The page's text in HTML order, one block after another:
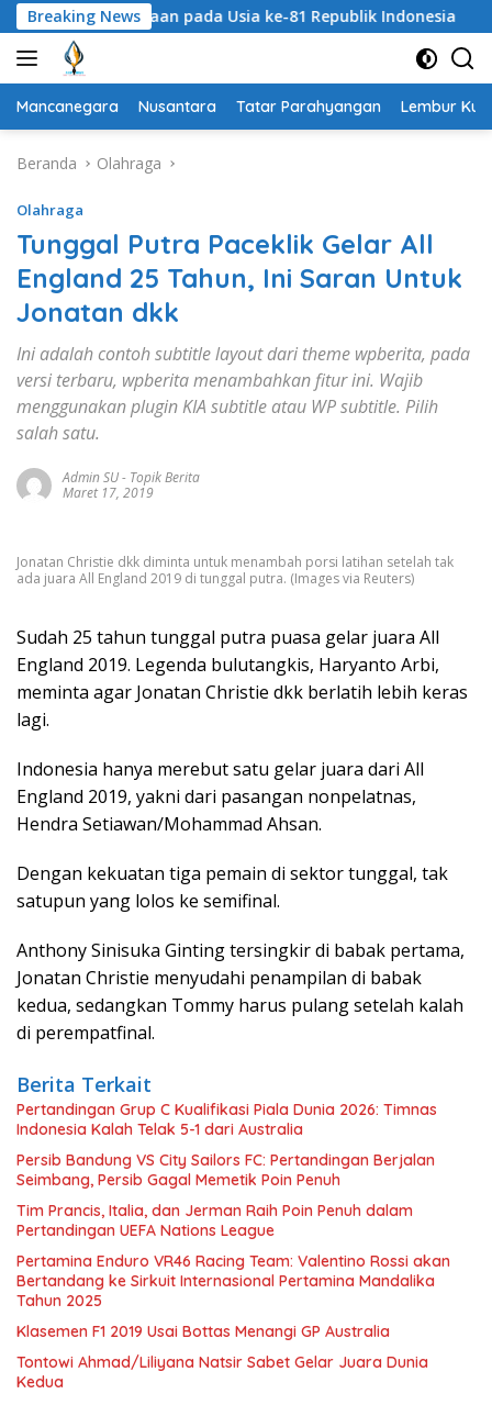
Langsung
ke
konten
Breaking Newspada Usia ke-81 Republik Indonesia
Mancanegara Nusantara Tatar Parahyangan Lembur
Beranda Olahraga
Olahraga
Tunggal Putra Paceklik Gelar All
England 25 Tahun, Ini Saran Untuk
Jonatan dkk
Ini adalah contoh subtitle layout dari theme wpberita, pada
versi terbaru, wpberita menambahkan fitur ini. Wajib
menggunakan plugin KIA subtitle atau WP subtitle. Pilih
salah satu.
Admin SU- Topik Berita
Maret 17, 2019
Jonatan Christie dkk diminta untuk menambah porsi latihan setelah tak
ada juara All England 2019 di tunggal putra. (Images via Reuters)
Sudah 25 tahun tunggal putra puasa gelar juara All
England 2019. Legenda bulutangkis, Haryanto Arbi,
meminta agar Jonatan Christie dkk berlatih lebih keras
lagi.
Indonesia hanya merebut satu gelar juara dari All
England 2019, yakni dari pasangan nonpelatnas,
Hendra Setiawan/Mohammad Ahsan.
Dengan kekuatan tiga pemain di sektor tunggal, tak
satupun yang lolos ke semifinal.
Anthony Sinisuka Ginting tersingkir di babak pertama,
Jonatan Christie menyudahi penampilan di babak
kedua, sedangkan Tommy harus pulang setelah kalah
di perempatfinal.
Berita Terkait
Pertandingan Grup C Kualifikasi Piala Dunia 2026: Timnas
Indonesia Kalah Telak 5-1 dari Australia
Persib Bandung VS City Sailors FC: Pertandingan Berjalan
Seimbang, Persib Gagal Memetik Poin Penuh
Tim Prancis, Italia, dan Jerman Raih Poin Penuh dalam
Pertandingan UEFA Nations League
Pertamina Enduro VR46 Racing Team: Valentino Rossi akan
Bertandang ke Sirkuit Internasional Pertamina Mandalika
Tahun 2025
Klasemen F1 2019 Usai Bottas Menangi GP Australia
Tontowi Ahmad/Liliyana Natsir Sabet Gelar Juara Dunia
Kedua